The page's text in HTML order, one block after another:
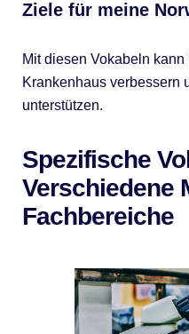
Ziele für meine
Mit diesen Vokabeln
Krankenhaus verbessern
unterstützen.
Spezifische
Verschiedene
Fachbereiche